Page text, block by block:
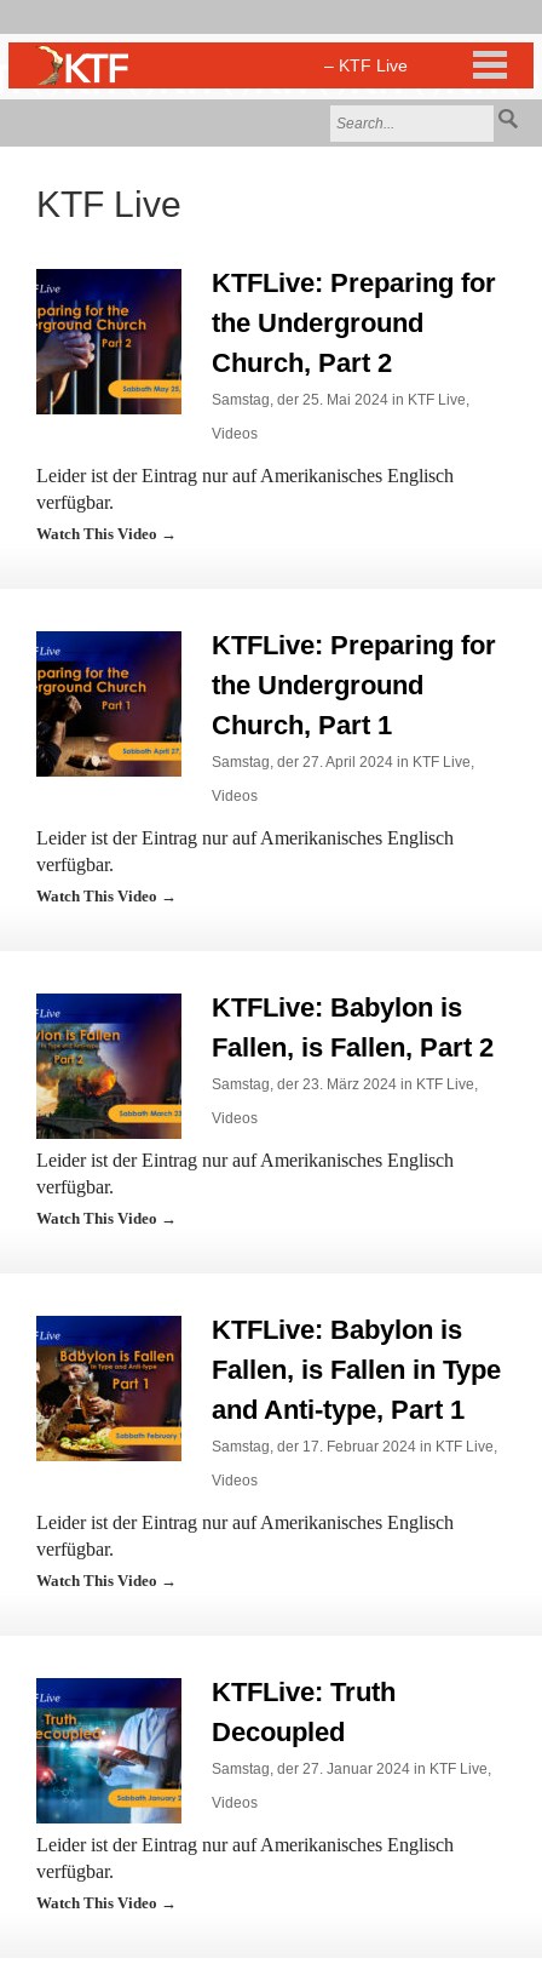
KTF Live
KTFLive: Preparing for
the Underground
Church, Part 2
Samstag, der 25. Mai 2024 in KTF Live,
Videos
Leider ist der Eintrag nur auf Amerikanisches Englisch
verfügbar.
Watch This Video →
KTFLive: Preparing for
the Underground
Church, Part 1
Samstag, der 27. April 2024 in KTF Live,
Videos
Leider ist der Eintrag nur auf Amerikanisches Englisch
verfügbar.
Watch This Video →
KTFLive: Babylon is
Fallen, is Fallen, Part 2
Samstag, der 23. März 2024 in KTF Live,
Videos
Leider ist der Eintrag nur auf Amerikanisches Englisch
verfügbar.
Watch This Video →
KTFLive: Babylon is
Fallen, is Fallen in Type
and Anti-type, Part 1
Samstag, der 17. Februar 2024 in KTF Live,
Videos
Leider ist der Eintrag nur auf Amerikanisches Englisch
verfügbar.
Watch This Video →
KTFLive: Truth
Decoupled
Samstag, der 27. Januar 2024 in KTF Live,
Videos
Leider ist der Eintrag nur auf Amerikanisches Englisch
verfügbar.
Watch This Video →